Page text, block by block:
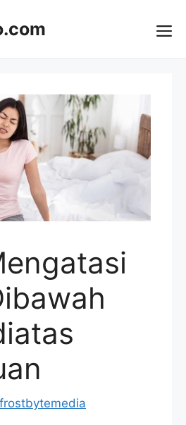
frostbytemedia